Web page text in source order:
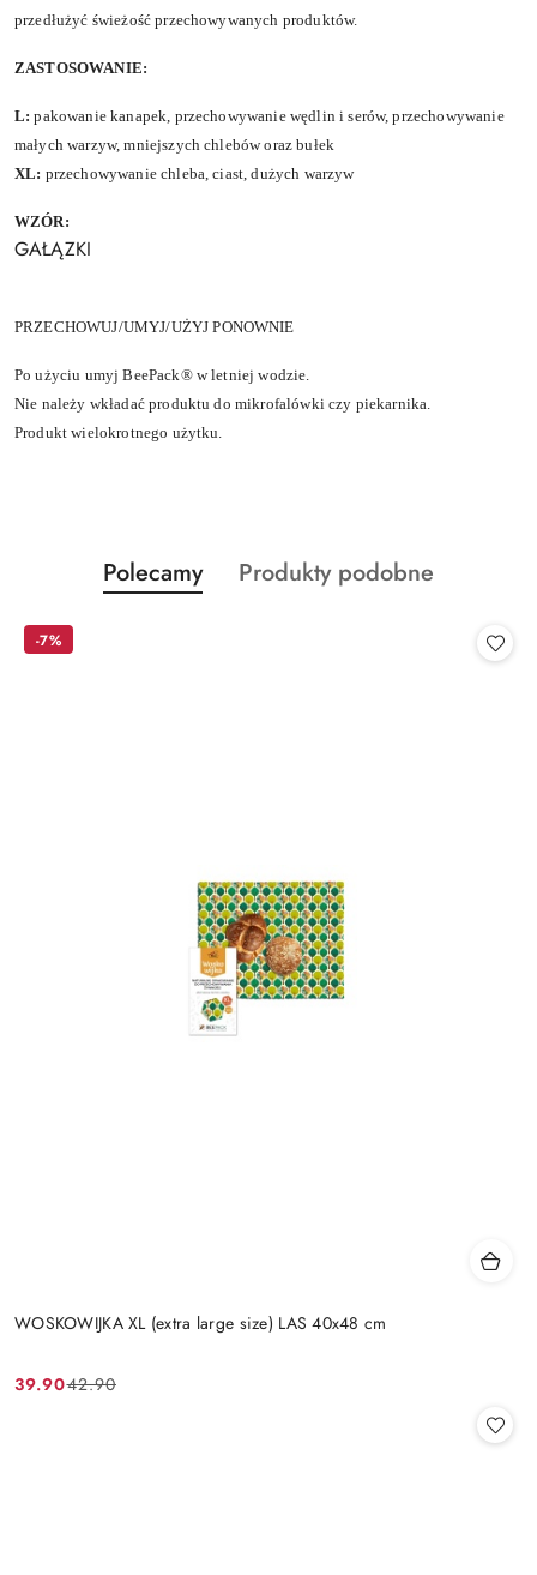
przedłużyć świeżość przechowywanych produktów.
ZASTOSOWANIE:
L: pakowanie kanapek, przechowywanie wędlin i serów, przechowywanie
małych warzyw, mniejszych chlebów oraz bułek
XL: przechowywanie chleba, ciast, dużych warzyw
WZÓR:
GAŁĄZKI
PRZECHOWUJ/UMYJ/UŻYJ PONOWNIE
Po użyciu umyj BeePack® w letniej wodzie.
Nie należy wkładać produktu do mikrofalówki czy piekarnika.
Produkt wielokrotnego użytku.
Pomiń karuzelę produktów
Produkty
o
Polecamy
Produkty
Produkty podobne
WOSKOWIJKA XL (extra large size) LAS 40x48 cm
Cena
39.90
Cena 42.90
-7%